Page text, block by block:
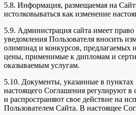
5.8. Информация, размещаемая на
истолковываться как изменение
5.9. Администрация сайта имеет
уведомления Пользователя вносить
олимпиад и конкурсов, предлагаемых
цены, применимые к дипломам и
оказываемым услугам.
5.10. Документы, указанные в пунктах
настоящего Соглашения регулируют в
и распространяют свое действие на
Пользователем Сайта. В настоящее